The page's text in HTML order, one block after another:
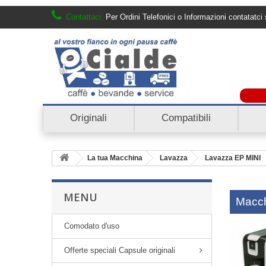
Contattaci: Per Ordini Telefonici o Informazioni contatatci
Originali Compatibili
La tua Macchina Lavazza Lavazza EP MINI
MENU
Comodato d'uso
Offerte speciali Capsule originali